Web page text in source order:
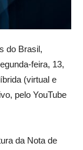
do Brasil,
feira, 13,
(virtual e
pelo YouTube
da Nota de